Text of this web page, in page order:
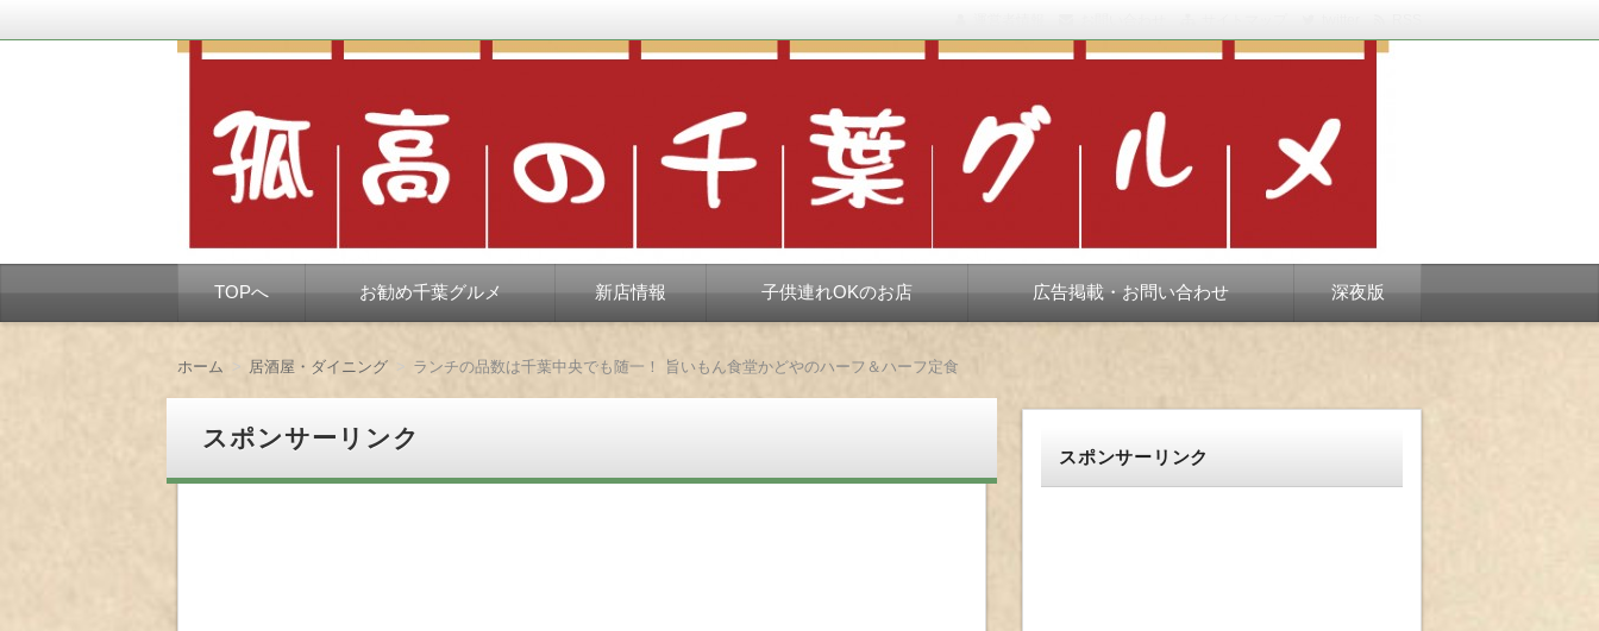
孤高の千葉グルメ
千葉市を中心とした、孤独なようで孤独でもない、ちょっと孤高な食べ歩き。だいたい当たりますが、時々派手にスベります。
TOPへ お勧め千葉グルメ 新店情報 子供連れOKのお店 広告掲載・お問い合わせ 深夜版
ホーム 居酒屋・ダイニング ランチの品数は千葉中央でも随一！ 旨いもん食堂かどやのハーフ＆ハーフ定食
スポンサーリンク
スポンサーリンク